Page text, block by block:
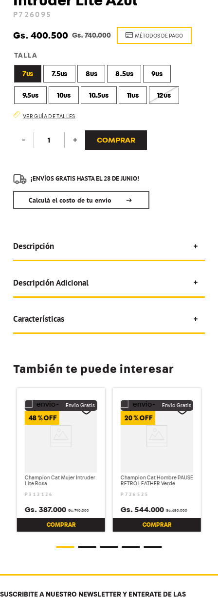
P726095
Gs.740.000
Gs. 400.500 MÉTODOS DE PAGO
TALLA
7us 7.5us 8us 8.5us 9us
9.5us 10us 10.5us 11us 12us
VER GUÍA DE TALLES
＋
－ COMPRAR
¡ENVÍOS GRATIS HASTA EL 28 DE JUNIO!
Calculá el costo de tu envío
Descripción
Descripción Adicional
Características
También te puede interesar
48 %
Champion Cat Mujer Intruder
Lite Rosa
P312126
Gs.740.000
Gs. 387.000
COMPRAR
20 %
Champion Cat Hombre PAUSE
RETRO LEATHER Verde
P726525
Gs.680.000
Gs. 544.000
COMPRAR
SUSCRIBITE A NUESTRO NEWSLETTER Y ENTERATE DE LAS